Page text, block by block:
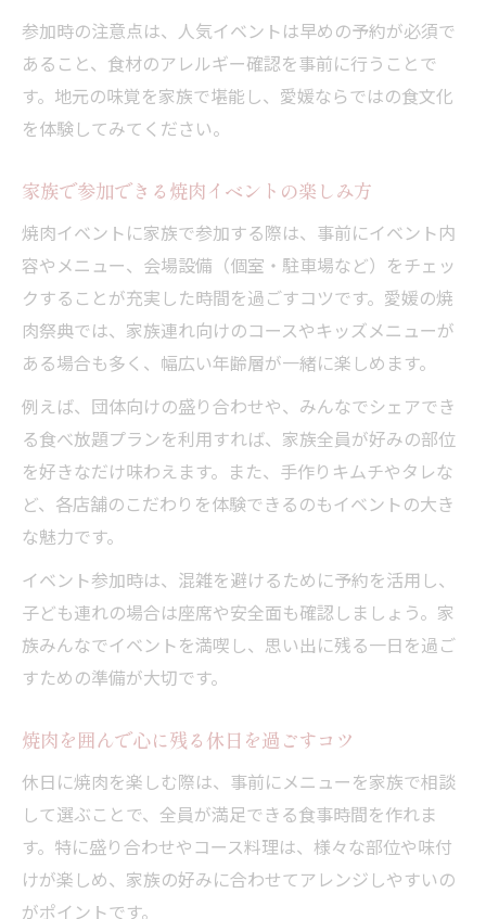
焼肉予約前に確認したいポイントと比較術
家族向け焼肉店選びのチェックリスト紹介
焼肉メニューとコース選択のコツを徹底解
説
混雑を避けるための焼肉予約テクニック集
参加時の注意点は、人気イベントは早めの予約が必須で
あること、食材のアレルギー確認を事前に行うことで
す。地元の味覚を家族で堪能し、愛媛ならではの食文化
を体験してみてください。
家族で参加できる焼肉イベントの楽しみ方
焼肉イベントに家族で参加する際は、事前にイベント内
容やメニュー、会場設備（個室・駐車場など）をチェッ
クすることが充実した時間を過ごすコツです。愛媛の焼
肉祭典では、家族連れ向けのコースやキッズメニューが
ある場合も多く、幅広い年齢層が一緒に楽しめます。
例えば、団体向けの盛り合わせや、みんなでシェアでき
る食べ放題プランを利用すれば、家族全員が好みの部位
を好きなだけ味わえます。また、手作りキムチやタレな
ど、各店舗のこだわりを体験できるのもイベントの大き
な魅力です。
イベント参加時は、混雑を避けるために予約を活用し、
子ども連れの場合は座席や安全面も確認しましょう。家
族みんなでイベントを満喫し、思い出に残る一日を過ご
すための準備が大切です。
焼肉を囲んで心に残る休日を過ごすコツ
休日に焼肉を楽しむ際は、事前にメニューを家族で相談
して選ぶことで、全員が満足できる食事時間を作れま
す。特に盛り合わせやコース料理は、様々な部位や味付
けが楽しめ、家族の好みに合わせてアレンジしやすいの
がポイントです。